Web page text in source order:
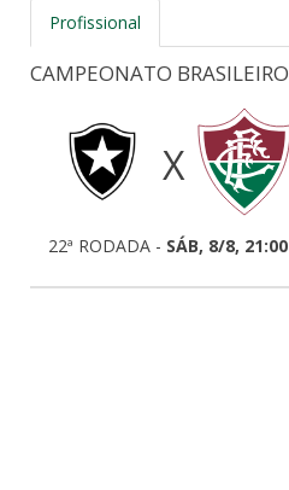
Profissional
CAMPEONATO BRASILEIRO
X
22ª RODADA - SÁB, 8/8, 21:00